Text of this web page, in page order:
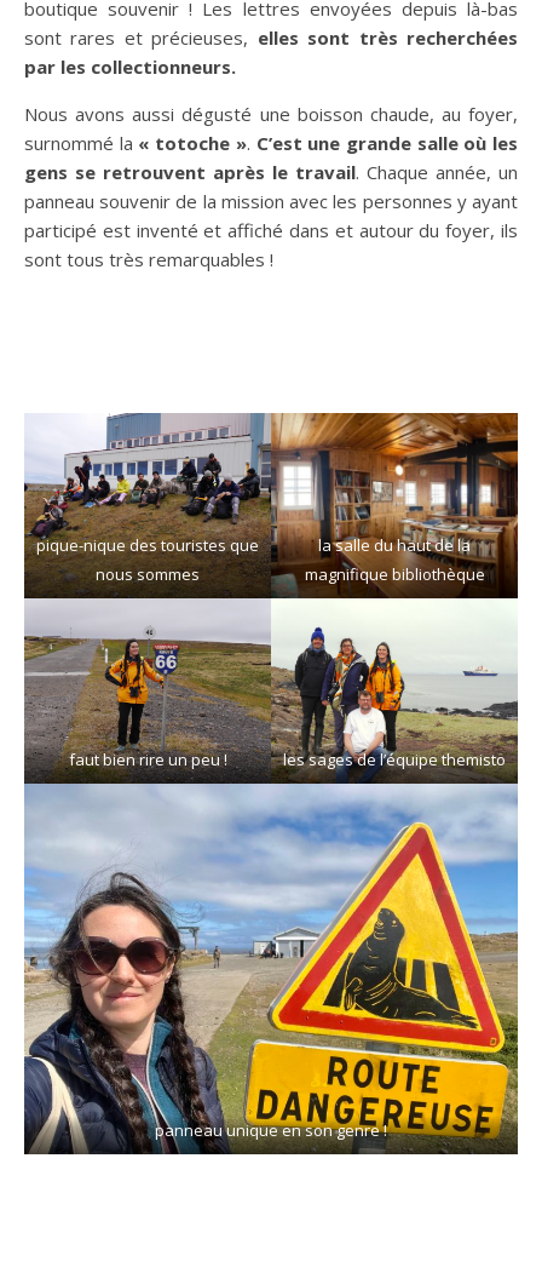
boutique souvenir ! Les lettres envoyées depuis là-bas
sont rares et précieuses, elles sont très recherchées
par les collectionneurs.
Nous avons aussi dégusté une boisson chaude, au foyer,
surnommé la « totoche ». C’est une grande salle où les
gens se retrouvent après le travail. Chaque année, un
panneau souvenir de la mission avec les personnes y ayant
participé est inventé et affiché dans et autour du foyer, ils
sont tous très remarquables !
pique-nique des touristes que
nous sommes
la salle du haut de la
magnifique bibliothèque
faut bien rire un peu ! les sages de l’équipe themisto
panneau unique en son genre !